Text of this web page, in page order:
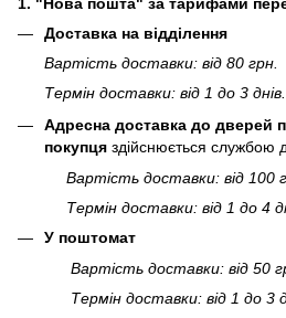
1. "Нова пошта" за тарифами
Доставка на відділення
Вартість доставки: від 80 грн.
Термін доставки: від 1 до 3 днів.
Адресна доставка до дверей
покупця здійснюється службою
Вартість доставки: від 100
Термін доставки: від 1 до 4
У поштомат
Вартість доставки: від 50
Термін доставки: від 1 до 3